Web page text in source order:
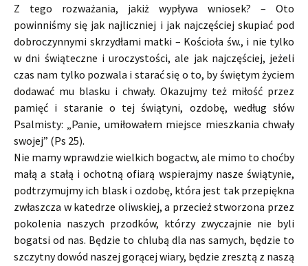
Z tego rozważania, jakiż wypływa wniosek? – Oto
powinniśmy się jak najliczniej i jak najczęściej skupiać pod
dobroczynnymi skrzydłami matki – Kościoła św., i nie tylko
w dni świąteczne i uroczystości, ale jak najczęściej, jeżeli
czas nam tylko pozwala i starać się o to, by świętym życiem
dodawać mu blasku i chwały. Okazujmy też miłość przez
pamięć i staranie o tej świątyni, ozdobę, według słów
Psalmisty: „Panie, umiłowałem miejsce mieszkania chwały
swojej” (Ps 25).
Nie mamy wprawdzie wielkich bogactw, ale mimo to choćby
małą a stałą i ochotną ofiarą wspierajmy nasze świątynie,
podtrzymujmy ich blask i ozdobę, która jest tak przepiękna
zwłaszcza w katedrze oliwskiej, a przecież stworzona przez
pokolenia naszych przodków, którzy zwyczajnie nie byli
bogatsi od nas. Będzie to chlubą dla nas samych, będzie to
szczytny dowód naszej gorącej wiary, będzie zresztą z naszą